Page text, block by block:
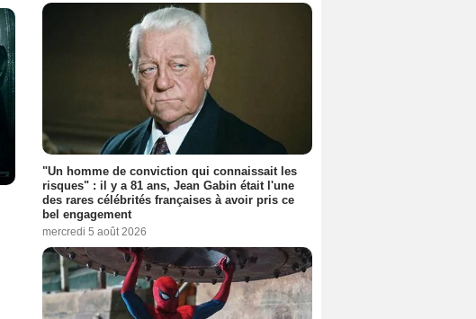
"Un homme de conviction qui connaissait les
risques" : il y a 81 ans, Jean Gabin était l'une
des rares célébrités françaises à avoir pris ce
bel engagement
mercredi 5 août 2026